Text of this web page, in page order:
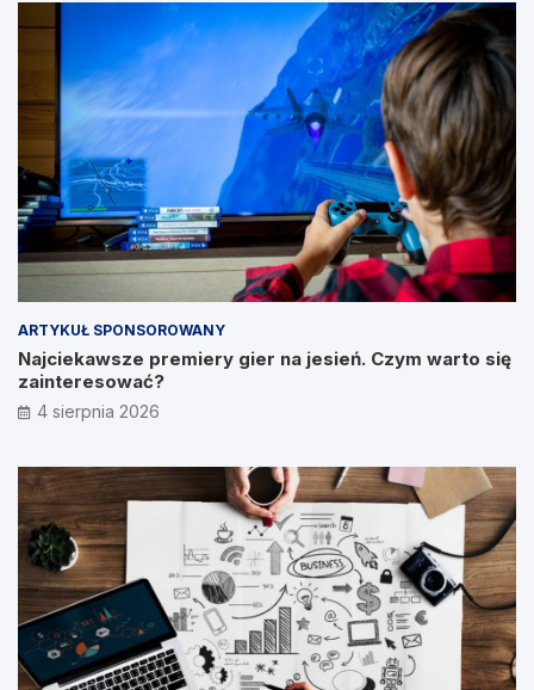
ARTYKUŁ SPONSOROWANY
Najciekawsze premiery gier na jesień. Czym warto się
zainteresować?
4 sierpnia 2026